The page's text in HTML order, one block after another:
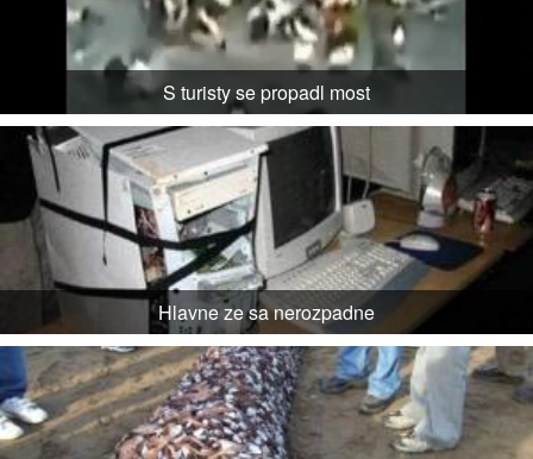
S turisty se propadl most
Hlavne ze sa nerozpadne